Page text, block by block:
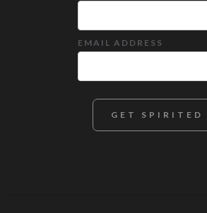
EMAIL ADDRESS